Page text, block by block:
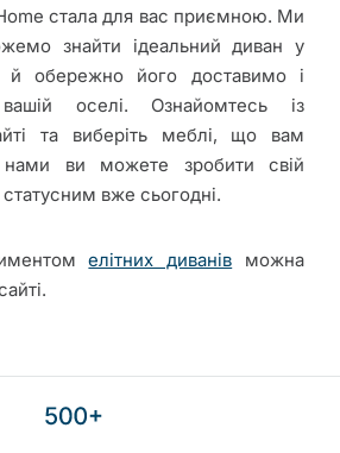
стала для вас приємною. Ми
знайти ідеальний диван у
й обережно його доставимо і
оселі. Ознайомтесь із
та виберіть меблі, що вам
ви можете зробити свій
вже сьогодні.
елітних диванів можна